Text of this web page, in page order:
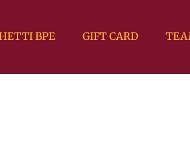
BPE GIFT CARD